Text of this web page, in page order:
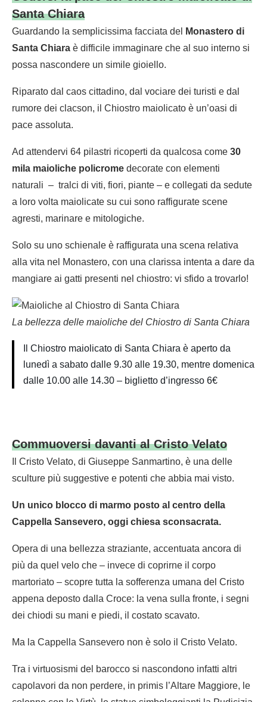
Santa Chiara
Guardando la semplicissima facciata del
Monastero di
Santa Chiara è difficile immaginare che al suo interno si
possa nascondere un simile gioiello.
Riparato dal caos cittadino, dal vociare dei turisti e dal
rumore dei clacson, il Chiostro maiolicato è un’oasi di
pace assoluta.
Ad attendervi 64 pilastri ricoperti da qualcosa come 30
mila maioliche policrome decorate con elementi
naturali – tralci di viti, fiori, piante – e collegati da sedute
a loro volta maiolicate su cui sono raffigurate scene
agresti, marinare e mitologiche.
Solo su uno schienale è raffigurata una scena relativa
alla vita nel Monastero, con una clarissa intenta a dare da
mangiare ai gatti presenti nel chiostro: vi sfido a trovarlo!
La bellezza delle maioliche del Chiostro di Santa Chiara
Il Chiostro maiolicato di Santa Chiara è aperto da
lunedì a sabato dalle 9.30 alle 19.30, mentre domenica
dalle 10.00 alle 14.30 – biglietto d’ingresso 6€
Commuoversi davanti al Cristo Velato
Il Cristo Velato, di Giuseppe Sanmartino, è una delle
sculture più suggestive e potenti che abbia mai visto.
Un unico blocco di marmo posto al centro della
Cappella Sansevero, oggi chiesa sconsacrata.
Opera di una bellezza straziante, accentuata ancora di
più da quel velo che – invece di coprirne il corpo
martoriato – scopre tutta la sofferenza umana del Cristo
appena deposto dalla Croce: la vena sulla fronte, i segni
dei chiodi su mani e piedi, il costato scavato.
Ma la Cappella Sansevero non è solo il Cristo Velato.
Tra i virtuosismi del barocco si nascondono infatti altri
capolavori da non perdere, in primis l’Altare Maggiore, le